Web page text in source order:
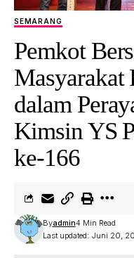
SEMARANG
Pemkot
Masyarakat
dalam
Kimsin YS
ke-166
Last updated: Juni 20,
Byadmin4 Min Read